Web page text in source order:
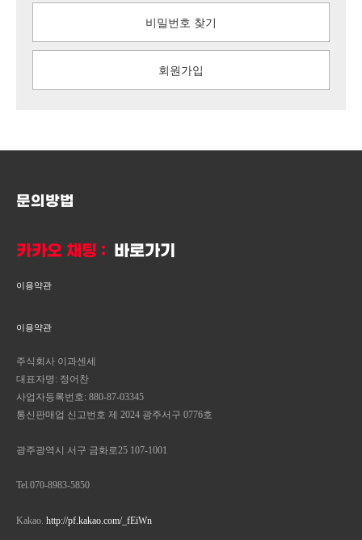
비밀번호 찾기
회원가입
문의방법
카카오 채팅 : 바로가기
이용약관
이용약관
주식회사 이과센세
대표자명: 정어찬
사업자등록번호: 880-87-03345
통신판매업 신고번호 제 2024 광주서구 0776호
광주광역시 서구 금화로25 107-1001
Tel.070-8983-5850
Kakao. http://pf.kakao.com/_fEiWn